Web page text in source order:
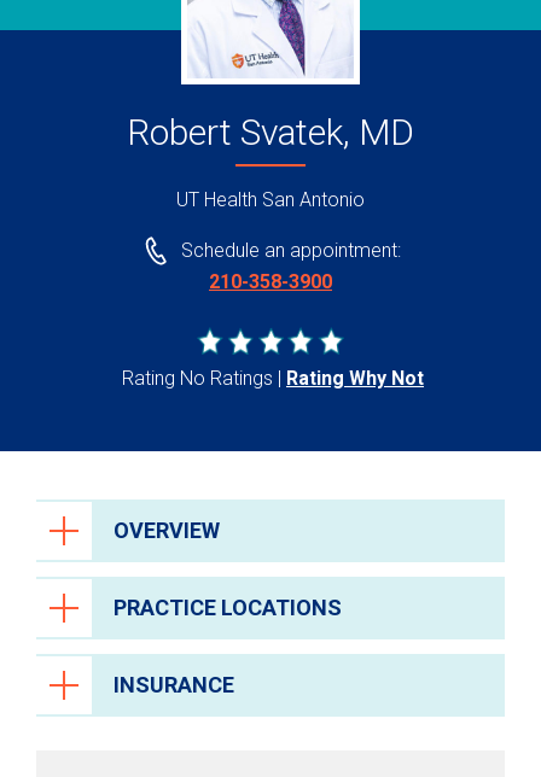
Robert Svatek, MD
UT Health San Antonio
Schedule an appointment:
210-358-3900
Rating No Ratings Rating Why Not
OVERVIEW
PRACTICE LOCATIONS
INSURANCE